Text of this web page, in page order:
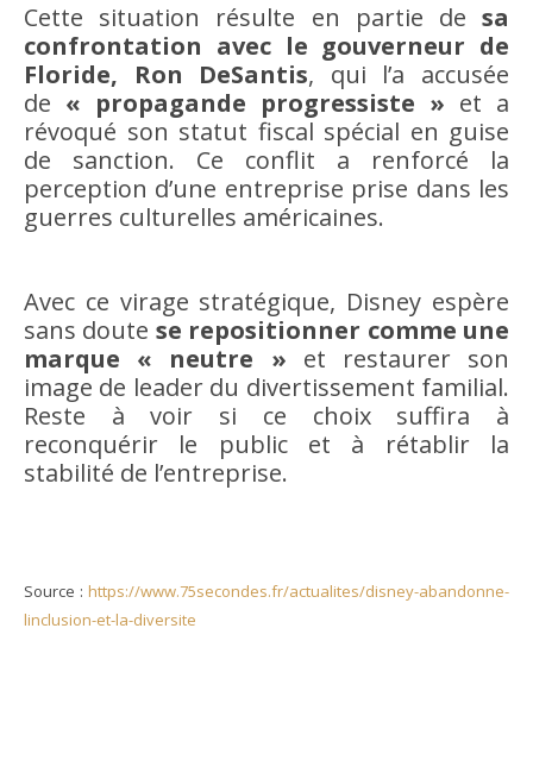
Cette situation résulte en partie de sa
confrontation avec le gouverneur de
Floride, Ron DeSantis, qui l’a accusée
de « propagande progressiste » et a
révoqué son statut fiscal spécial en guise
de sanction. Ce conflit a renforcé la
perception d’une entreprise prise dans les
guerres culturelles américaines.
Avec ce virage stratégique, Disney espère
sans doute se repositionner comme une
marque « neutre » et restaurer son
image de leader du divertissement familial.
Reste à voir si ce choix suffira à
reconquérir le public et à rétablir la
stabilité de l’entreprise.
Source : https://www.75secondes.fr/actualites/disney-abandonne-
linclusion-et-la-diversite